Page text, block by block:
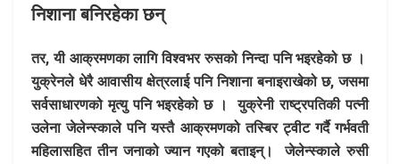
निशाना बनिरहेका छन्
तर, यी आक्रमणका लागि विश्वभर रुसको निन्दा पनि भइरहेको छ ।
युक्रेनले धेरै आवासीय क्षेत्रलाई पनि निशाना बनाइराखेको छ, जसमा
सर्वसाधारणको मृत्यु पनि भइरहेको छ । युक्रेनी राष्ट्रपतिकी पत्नी
उलेना जेलेन्स्काले पनि यस्तै आक्रमणको तस्बिर ट्वीट गर्दै गर्भवती
महिलासहित तीन जनाको ज्यान गएको बताइन्। जेलेन्स्काले रुसी